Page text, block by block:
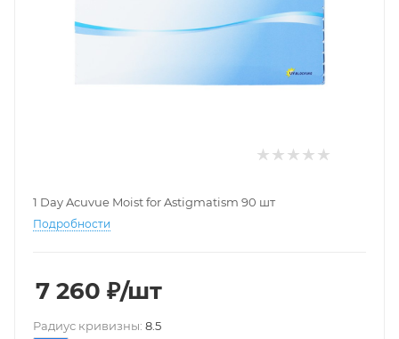
1 Day Acuvue Moist for Astigmatism 90 шт
Подробности
7 260 ₽/шт
Pадиус кривизны: 8.5